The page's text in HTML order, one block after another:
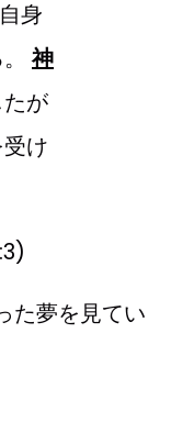
身
。神
が
け
た夢を見てい